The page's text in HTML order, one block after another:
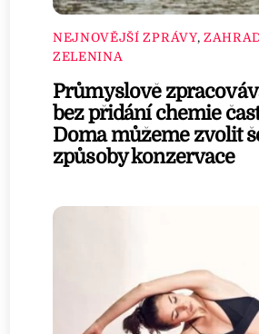
NEJNOVĚJŠÍ ZPRÁVY,
ZELENINA
Průmyslově
bez přidání chemie
Doma můžeme zvolit
způsoby konzervace